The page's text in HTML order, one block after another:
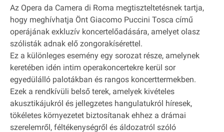
Az Opera da Camera di Roma megtiszteltetésnek tartja,
hogy meghívhatja Önt Giacomo Puccini Tosca című
operájának exkluzív koncertelőadására, amelyet olasz
szólisták adnak elő zongorakísérettel.
Ez a különleges esemény egy sorozat része, amelynek
keretében idén intim operakoncertekre kerül sor
egyedülálló palotákban és rangos koncerttermekben.
Ezek a rendkívüli belső terek, amelyek kivételes
akusztikájukról és jellegzetes hangulatukról híresek,
tökéletes környezetet biztosítanak ehhez a drámai
szerelemről, féltékenységről és áldozatról szóló